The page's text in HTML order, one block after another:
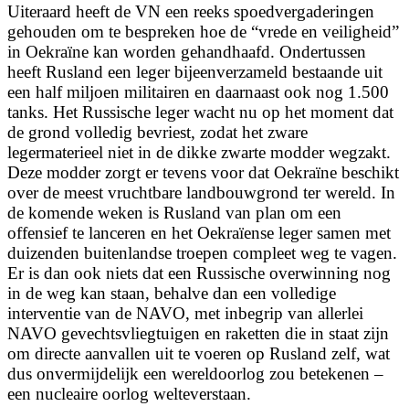
Uiteraard heeft de VN een reeks spoedvergaderingen
gehouden om te bespreken hoe de “vrede en veiligheid”
in Oekraïne kan worden gehandhaafd. Ondertussen
heeft Rusland een leger bijeenverzameld bestaande uit
een half miljoen militairen en daarnaast ook nog 1.500
tanks. Het Russische leger wacht nu op het moment dat
de grond volledig bevriest, zodat het zware
legermaterieel niet in de dikke zwarte modder wegzakt.
Deze modder zorgt er tevens voor dat Oekraïne beschikt
over de meest vruchtbare landbouwgrond ter wereld. In
de komende weken is Rusland van plan om een
offensief te lanceren en het Oekraïense leger samen met
duizenden buitenlandse troepen compleet weg te vagen.
Er is dan ook niets dat een Russische overwinning nog
in de weg kan staan, behalve dan een volledige
interventie van de NAVO, met inbegrip van allerlei
NAVO gevechtsvliegtuigen en raketten die in staat zijn
om directe aanvallen uit te voeren op Rusland zelf, wat
dus onvermijdelijk een wereldoorlog zou betekenen –
een nucleaire oorlog welteverstaan.